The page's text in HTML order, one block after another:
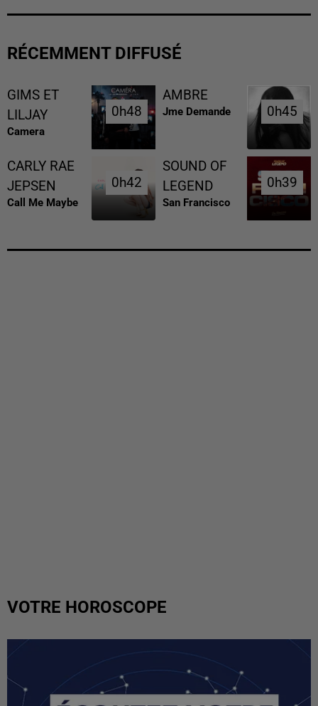
RÉCEMMENT DIFFUSÉ
GIMS ET
LILJAY
Camera
0h48
0h48
AMBRE
Jme Demande 0h45
0h45
CARLY RAE
JEPSEN
Call Me Maybe
0h42
0h42
SOUND OF
LEGEND
San Francisco
0h39
0h39
VOTRE HOROSCOPE